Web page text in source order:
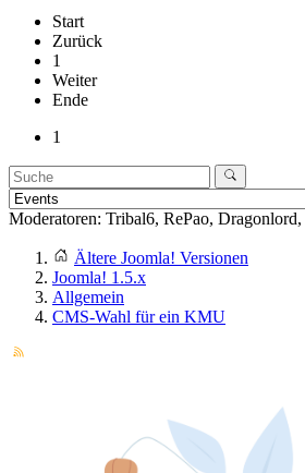
Start
Zurück
1
Weiter
Ende
1
Moderatoren: Tribal6, RePao, Dragonlord,
Ältere Joomla! Versionen
Joomla! 1.5.x
Allgemein
CMS-Wahl für ein KMU